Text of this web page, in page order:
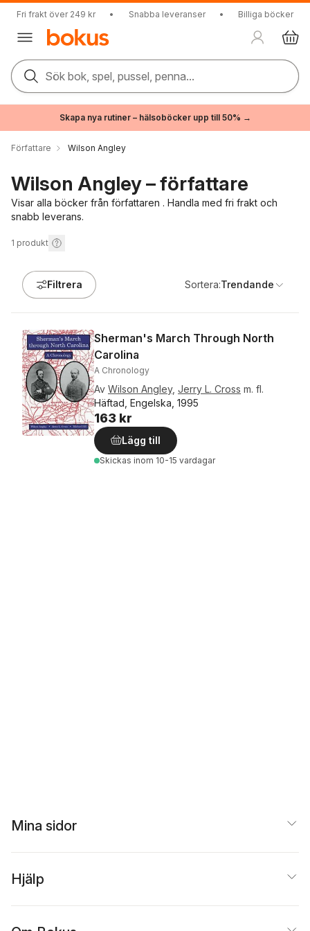
Fri frakt över 249 kr • Snabba leveranser • Billiga böcker
Sök bok, spel, pussel, penna...
Skapa nya rutiner – hälsoböcker upp till 50% →
Författare Wilson Angley
Wilson Angley – författare
Visar alla böcker från författaren . Handla med fri frakt och
snabb leverans.
1 produkt
Filtrera Sortera:Trendande
Sherman's March Through North
Carolina
A Chronology
Av Wilson Angley, Jerry L. Cross m. fl.
Häftad, Engelska, 1995
163 kr
Lägg till
Skickas inom 10-15 vardagar
Mina sidor
Hjälp